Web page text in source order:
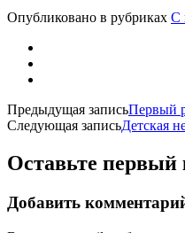
Опубликовано в рубриках С
Предыдущая записьПервый
Следующая записьДетская
Оставьте
Добавить